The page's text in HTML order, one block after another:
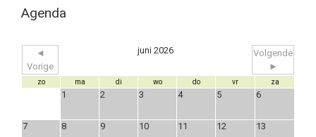
Agenda
◄
Vorige
juni 2026
Volgende
►
zo ma di wo do vr za
1 2 3 4 5 6
7 8 9 10 11 12 13